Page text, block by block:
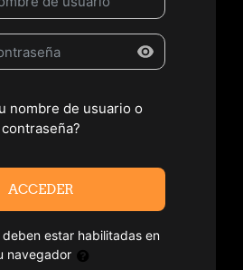
nombre de usuario o
contraseña?
ACCEDER
deben estar habilitadas en
navegador